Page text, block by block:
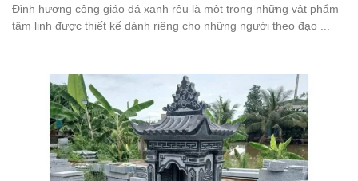
Đỉnh hương công giáo đá xanh rêu là một trong những vật phẩm
tâm linh được thiết kế dành riêng cho những người theo đạo ...